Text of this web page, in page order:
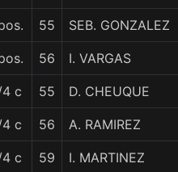
55 SEB. GONZALEZ
56 I. VARGAS
4 c 55 D. CHEUQUE
4 c 56 A. RAMIREZ
4 c 59 I. MARTINEZ